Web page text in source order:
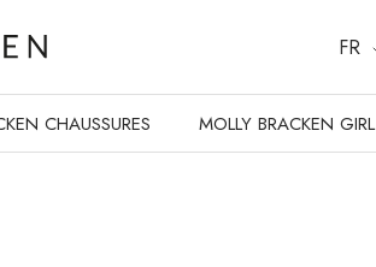
FR
CHAUSSURES MOLLY BRACKEN GIRL